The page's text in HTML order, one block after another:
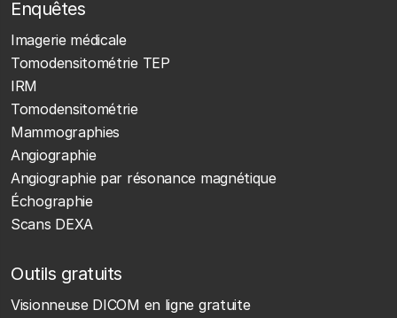
Enquêtes
Imagerie médicale
Tomodensitométrie TEP
IRM
Tomodensitométrie
Mammographies
Angiographie
Angiographie par résonance magnétique
Échographie
Scans DEXA
Outils gratuits
Visionneuse DICOM en ligne gratuite